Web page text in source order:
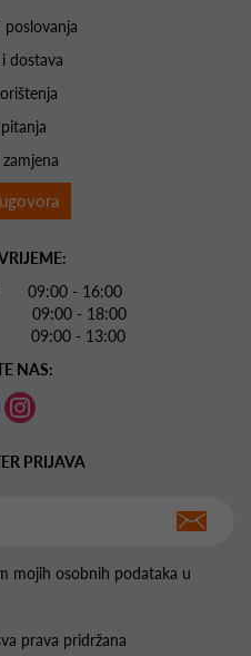
dostava
09:00 - 16:00
- 18:00
- 13:00
NAS:
PRIJAVA
mojih osobnih podataka u
prava pridržana